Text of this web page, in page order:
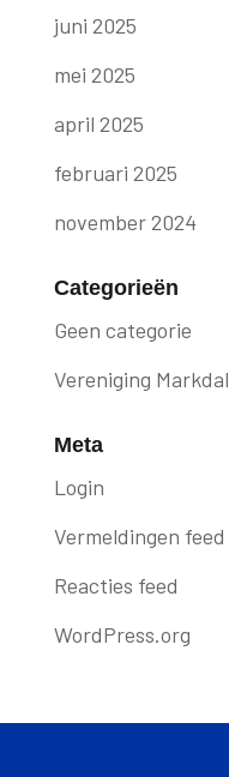
juni 2025
mei 2025
april 2025
februari 2025
november 2024
Categorieën
Geen categorie
Vereniging Markdal
Meta
Login
Vermeldingen feed
Reacties feed
WordPress.org